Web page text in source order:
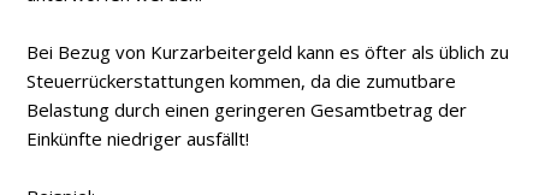
Bei Bezug von Kurzarbeitergeld kann es öfter als üblich zu
Steuerrückerstattungen kommen, da die zumutbare
Belastung durch einen geringeren Gesamtbetrag der
Einkünfte niedriger ausfällt!